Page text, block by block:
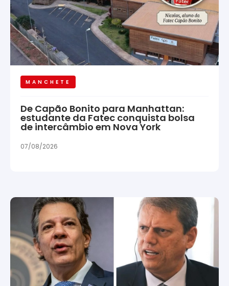
MANCHETE
De Capão Bonito para Manhattan:
estudante da Fatec conquista bolsa
de intercâmbio em Nova York
07/08/2026